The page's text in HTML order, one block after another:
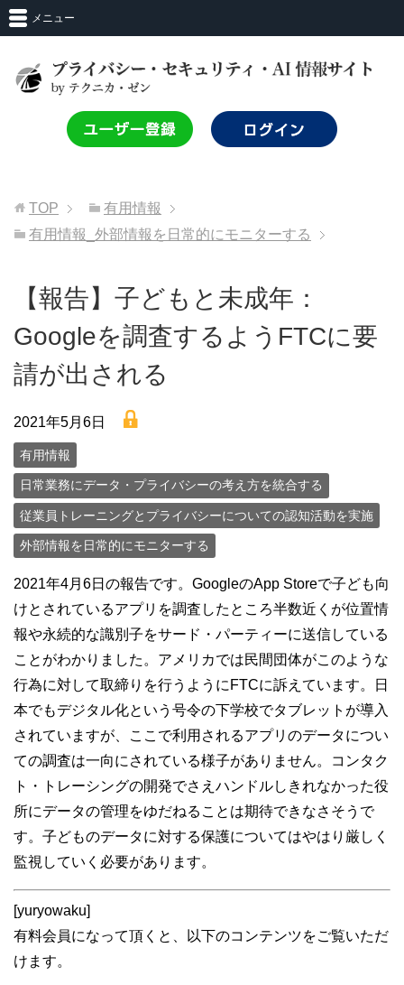
メニュー
TOP
有用情報
有用情報_外部情報を日常的にモニターする
【報告】子どもと未成年：
Googleを調査するようFTCに要
請が出される
2021年5月6日 lock
有用情報
日常業務にデータ・プライバシーの考え方を統合する
従業員トレーニングとプライバシーについての認知活動を実施
外部情報を日常的にモニターする
2021年4月6日の報告です。GoogleのApp Storeで子ども向
けとされているアプリを調査したところ半数近くが位置情
報や永続的な識別子をサード・パーティーに送信している
ことがわかりました。アメリカでは民間団体がこのような
行為に対して取締りを行うようにFTCに訴えています。日
本でもデジタル化という号令の下学校でタブレットが導入
されていますが、ここで利用されるアプリのデータについ
ての調査は一向にされている様子がありません。コンタク
ト・トレーシングの開発でさえハンドルしきれなかった役
所にデータの管理をゆだねることは期待できなさそうで
す。子どものデータに対する保護についてはやはり厳しく
監視していく必要があります。
[yuryowaku]
有料会員になって頂くと、以下のコンテンツをご覧いただ
けます。